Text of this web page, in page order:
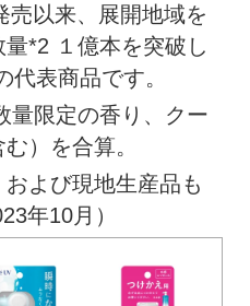
売以来、展開地域を
*2 １億本を突破し
代表商品です。
量限定の香り、クー
）を合算。
よび現地生産品も
年10月）